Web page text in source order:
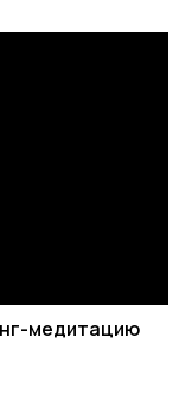
медитацию